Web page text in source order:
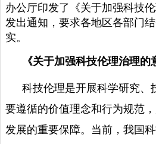
办公厅印发了《关于加强科技
发出通知，要求各地区各部门
实。
《关于加强科技伦理治理的
科技伦理是开展科学研究、
要遵循的价值理念和行为规范
发展的重要保障。当前，我国